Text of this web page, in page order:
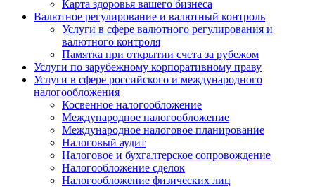
Карта здоровья вашего бизнеса
Валютное регулирование и валютный контроль
Услуги в сфере валютного регулирования и
валютного контроля
Памятка при открытии счета за рубежом
Услуги по зарубежному корпоративному праву
Услуги в сфере российского и международного
налогообложения
Косвенное налогообложение
Международное налогообложение
Международное налоговое планирование
Налоговый аудит
Налоговое и бухгалтерское сопровождение
Налогообложение сделок
Налогообложение физических лиц